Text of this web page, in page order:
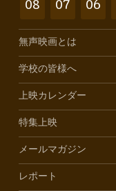
08 07 06
無声映画とは
学校の皆様へ
上映カレンダー
特集上映
メールマガジン
レポート